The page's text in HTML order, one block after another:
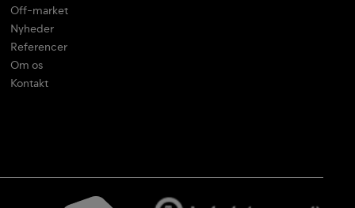
Off-market
Nyheder
Referencer
Om os
Kontakt